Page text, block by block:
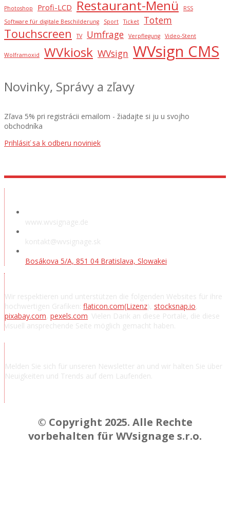
Photoshop Profi-LCD Restaurant-Menü
RSS
Software für digitale Beschilderung
Sport Ticket Totem
Touchscreen TV Umfrage Verpflegung Video-Stent
Wolframoxid WVkiosk WVsign WVsign CMS
Novinky, Správy a zľavy
Zľava 5% pri registrácii emailom - žiadajte si ju u svojho
obchodníka
Prihlásiť sa k odberu noviniek
www.wvsignage.de
kontakt@wvsignage.sk
Bosákova 5/A, 851 04 Bratislava, Slowakei
Wir respektieren und unterstützen die folgenden Websites für ihre
hochwertigen Grafiken: flaticon.com(Lizenz), stocksnap.io,
pixabay.com, pexels.com . Vielen Dank an diese Portale, die diese
visuell ansprechende Seite möglich gemacht haben.
Melden Sie sich für unseren Newsletter an und wir halten Sie über
Neuigkeiten und Trends auf dem Laufenden.
© Copyright 2025. Alle Rechte
vorbehalten für WVsignage s.r.o.